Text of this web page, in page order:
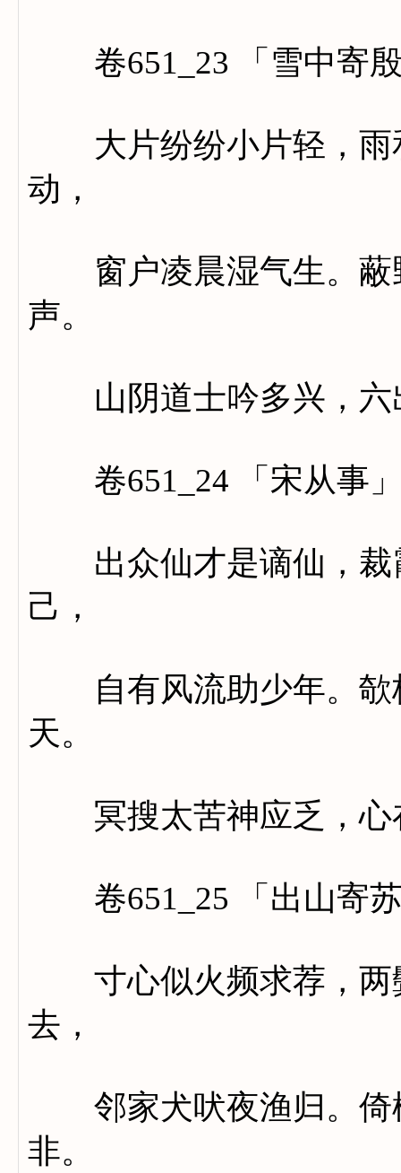
卷651_23 「雪中寄殷
大片纷纷小片轻，雨
动，
窗户凌晨湿气生。蔽
声。
山阴道士吟多兴，六
卷651_24 「宋从事
出众仙才是谪仙，裁
己，
自有风流助少年。欹
天。
冥搜太苦神应乏，心
卷651_25 「出山寄苏
寸心似火频求荐，两
去，
邻家犬吠夜渔归。倚
非。